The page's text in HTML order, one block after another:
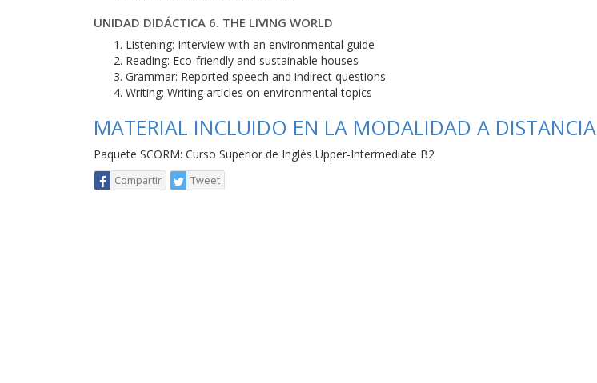
UNIDAD DIDÁCTICA 6. THE LIVING WORLD
Listening: Interview with an environmental guide
Reading: Eco-friendly and sustainable houses
Grammar: Reported speech and indirect questions
Writing: Writing articles on environmental topics
MATERIAL INCLUIDO EN LA MODALIDAD A DISTANCIA
Paquete SCORM: Curso Superior de Inglés Upper-Intermediate B2
Compartir Tweet